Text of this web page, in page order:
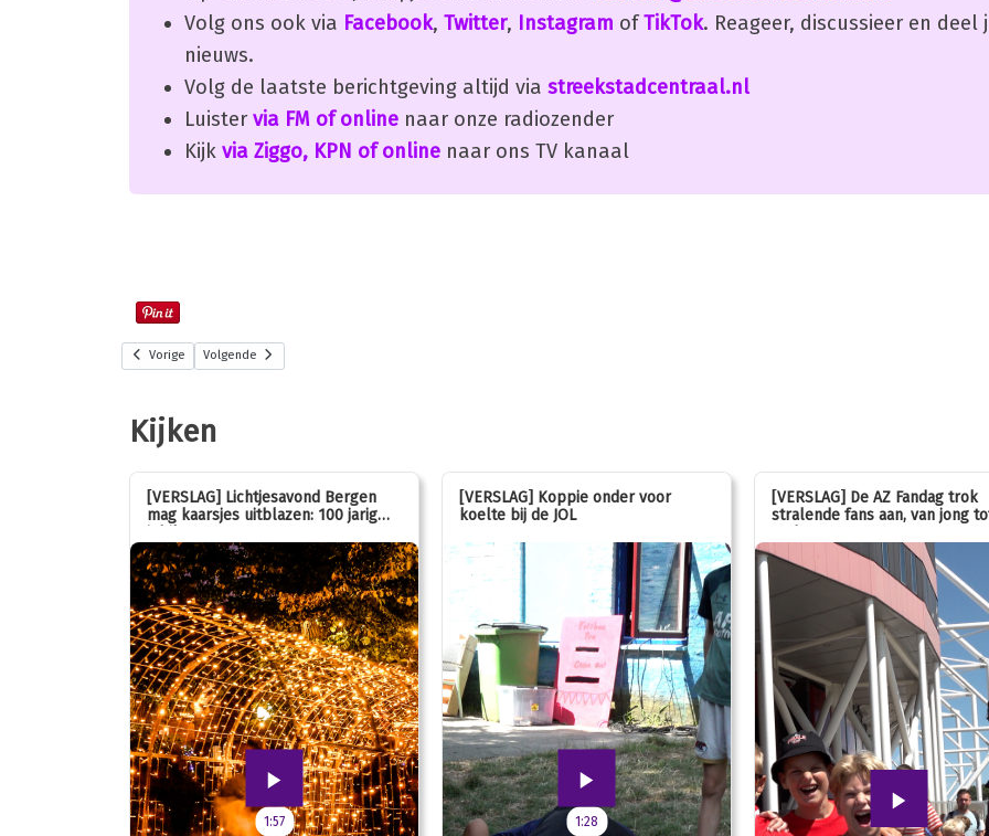
Volg ons ook via Facebook, Twitter, Instagram ofTikTok. Reageer, discussieer en deel
nieuws.
Volg de laatste berichtgeving altijd via streekstadcentraal.nl
Luister via FM of online naar onze radiozender
Kijk via Ziggo, KPN of online naar ons TV kanaal
Vorige Volgende
Kijken
[VERSLAG] Lichtjesavond Bergen
mag kaarsjes uitblazen: 100 jarig
1:57
[VERSLAG] Koppie onder voor
koelte bij de JOL
1:28
[VERSLAG] De AZ Fandag trok
stralende fans aan, van jong